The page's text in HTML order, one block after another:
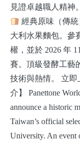
見證卓越職人精神
經典原味（傳
大利水果麵包。參
權，並於 2026 年
賽。頂級發酵工藝
技術與熱情。 立
介】 Panettone
announce a historic
Taiwan’s official
University. An event